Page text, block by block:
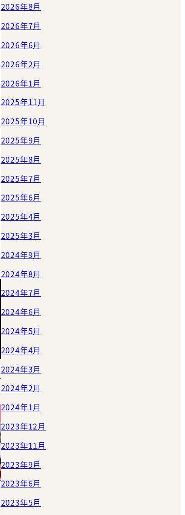
2026年8月
2026年7月
2026年6月
2026年2月
2026年1月
2025年11月
2025年10月
2025年9月
2025年8月
2025年7月
2025年6月
2025年4月
2025年3月
2024年9月
2024年8月
2024年7月
2024年6月
2024年5月
2024年4月
2024年3月
2024年2月
2024年1月
2023年12月
2023年11月
2023年9月
2023年6月
2023年5月